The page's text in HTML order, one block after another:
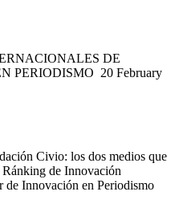
DE
PERIODISMO 20 February
Civio: los dos medios que
Ránking de Innovación
de Innovación en Periodismo